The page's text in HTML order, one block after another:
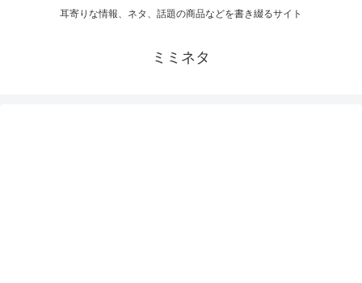
耳寄りな情報、ネタ、話題の商品などを書き綴るサイト
ミミネタ